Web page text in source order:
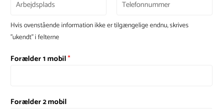
Hvis ovenstående information ikke er tilgængelige endnu, skrives
"ukendt" i felterne
Forælder 1 mobil*
Forælder 2 mobil